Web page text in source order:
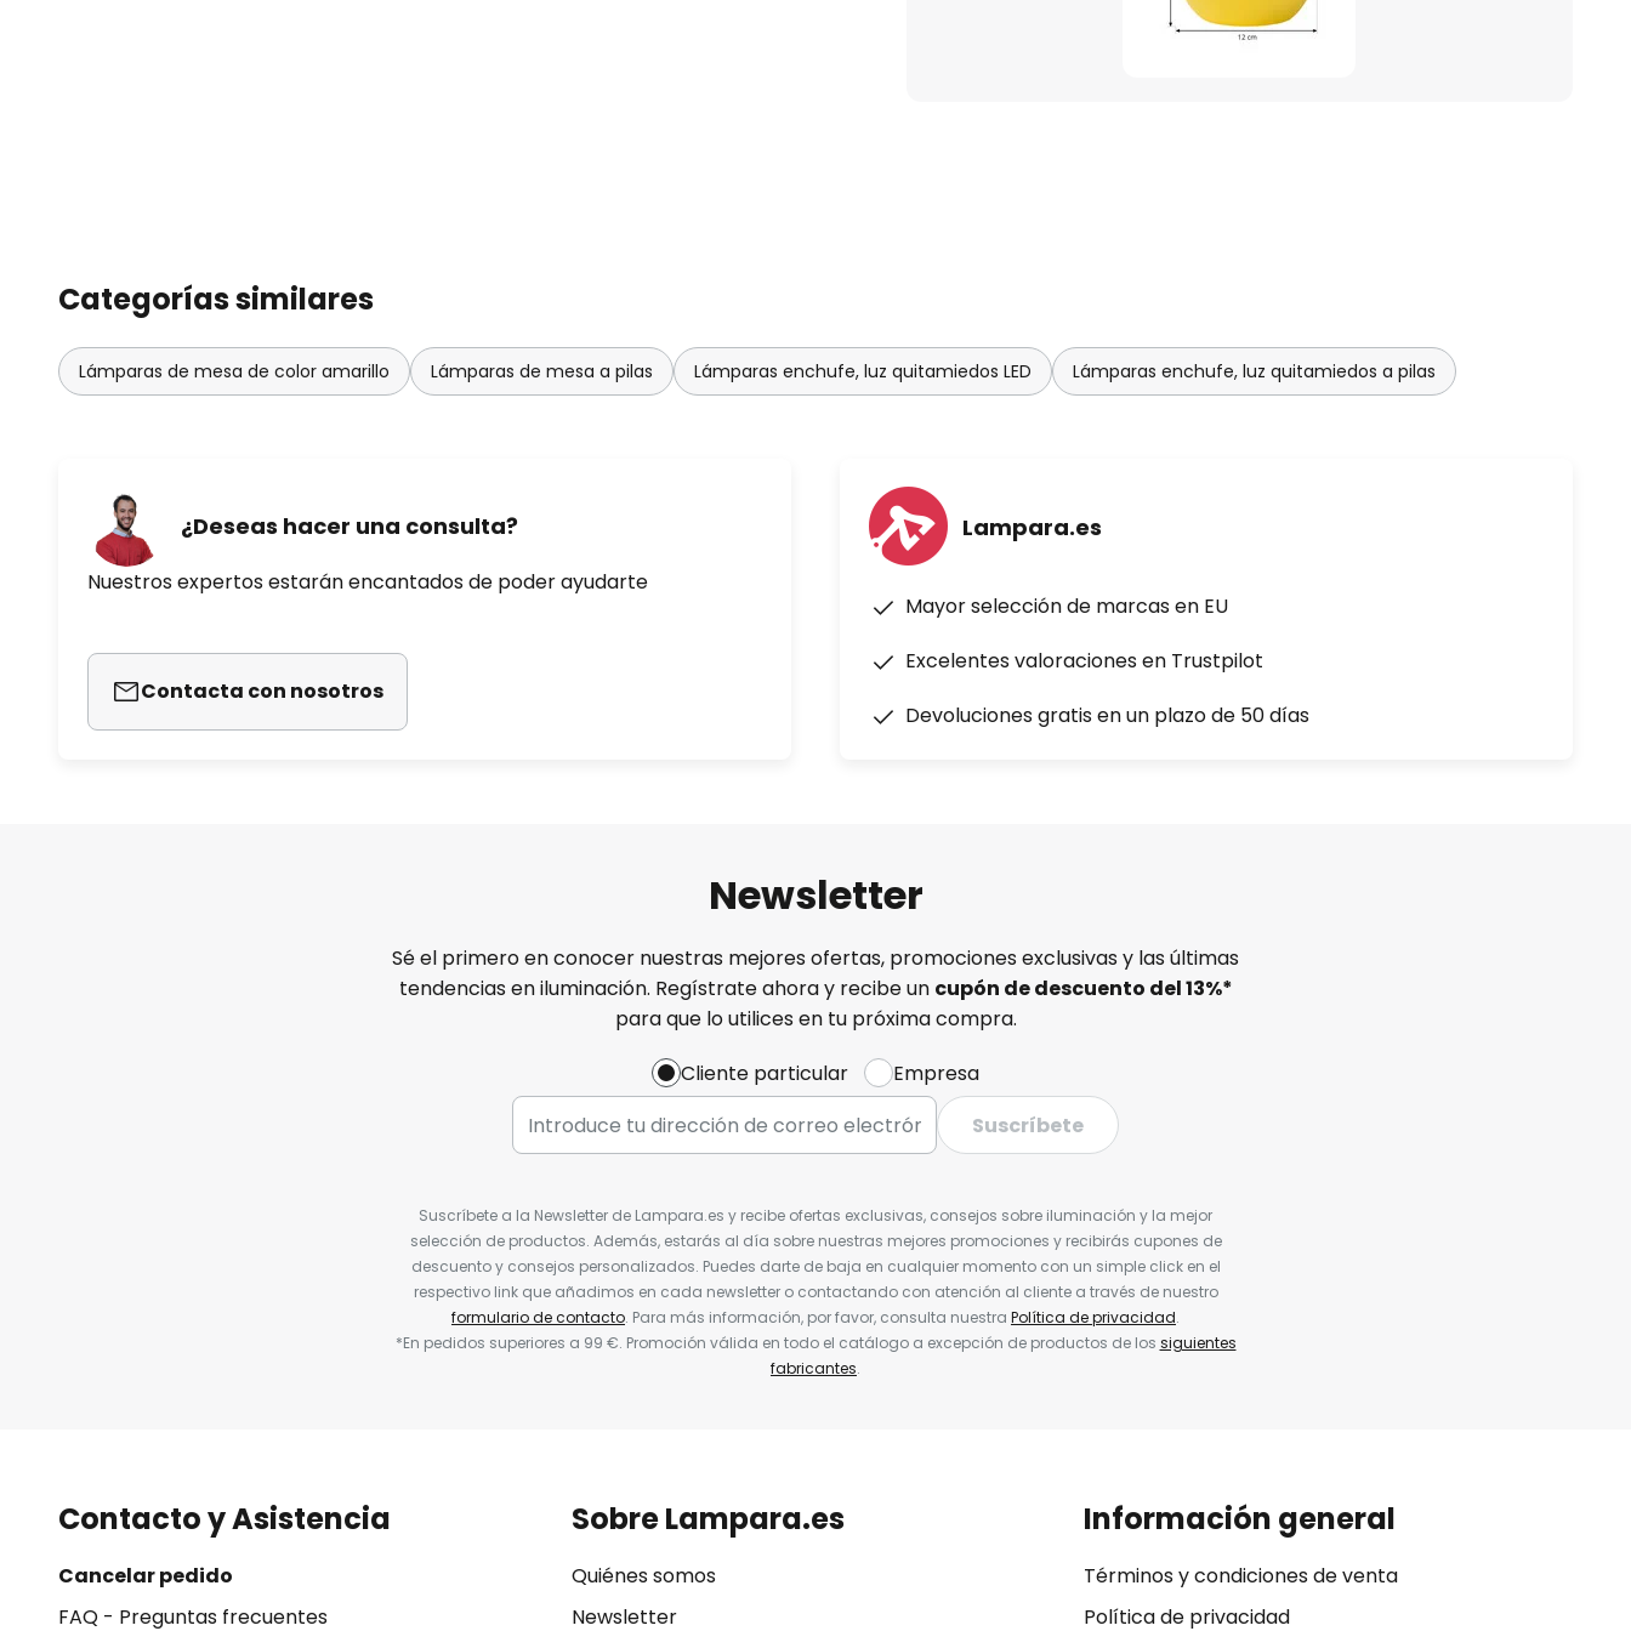
Categorías similares
Lámparas de mesa de color amarillo Lámparas de mesa a pilas Lámparas enchufe, luz quitamiedos LED Lámparas enchufe, luz quitamiedos a pilas
¿Deseas hacer una consulta?
Nuestros expertos estarán encantados de poder ayudarte
Contacta con nosotros
Lampara.es
Mayor selección de marcas en EU
Excelentes valoraciones en Trustpilot
Devoluciones gratis en un plazo de 50 días
Newsletter
Sé el primero en conocer nuestras mejores ofertas, promociones exclusivas y las últimas
tendencias en iluminación. Regístrate ahora y recibe un cupón de descuento del13%*
para que lo utilices en tu próxima compra.
Cliente particular
Empresa
Suscríbete
Suscríbete a la Newsletter de Lampara.es y recibe ofertas exclusivas, consejos sobre iluminación y la mejor
selección de productos. Además, estarás al día sobre nuestras mejores promociones y recibirás cupones de
descuento y consejos personalizados. Puedes darte de baja en cualquier momento con un simple click en el
respectivo link que añadimos en cada newsletter o contactando con atención al cliente a través de nuestro
formulario de contacto. Para más información, por favor, consulta nuestra Política de privacidad.
*En pedidos superiores a 99 €. Promoción válida en todo el catálogo a excepción de productos de los siguientes
fabricantes.
Contacto y Asistencia
Cancelar pedido
FAQ - Preguntas frecuentes
Sobre Lampara.es
Quiénes somos
Newsletter
Información general
Términos y condiciones de venta
Política de privacidad